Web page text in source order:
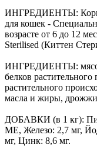
ИНГРЕДИЕНТЫ: Корм
для кошек -
возрасте от 6 до 12
Sterilised (Киттен
ИНГРЕДИЕНТЫ: мясо
белков
растительного
масла и жиры,
ДОБАВКИ (в 1 кг):
ME, Железо: 2,7 мг,
мг, Цинк: 8,6 мг.